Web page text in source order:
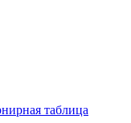
таблица